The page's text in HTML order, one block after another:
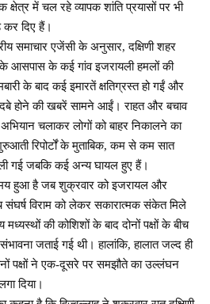
क्षेत्र में चल रहे व्यापक शांति प्रयासों पर भी
दिए हैं।
समाचार एजेंसी के अनुसार, दक्षिणी शहर
आसपास के कई गांव इजरायली हमलों की
के बाद कई इमारतें क्षतिग्रस्त हो गईं और
होने की खबरें सामने आईं। राहत और बचाव
चलाकर लोगों को बाहर निकालने का
रिपोर्टों के मुताबिक, कम से कम सात
गई जबकि कई अन्य घायल हुए हैं।
हुआ है जब शुक्रवार को इजरायल और
संघर्ष विराम को लेकर सकारात्मक संकेत मिले
की कोशिशों के बाद दोनों पक्षों के बीच
जताई गई थी। हालांकि, हालात जल्द ही
पक्षों ने एक-दूसरे पर समझौते का उल्लंघन
दिया।